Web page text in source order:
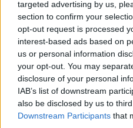
targeted advertising by us,
section to confirm your
opt-out request is processed
interest-based ads based on
us or personal information
your opt-out. You may
disclosure of your personal
IAB’s list of downstream
also be disclosed by us to
Downstream Participants that
Über uns, Autoren &
marketing
Über uns,